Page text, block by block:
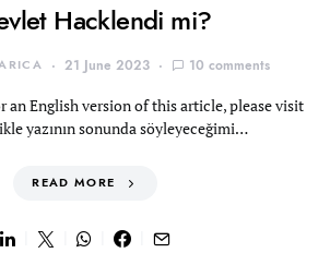
Hacklendi mi?
21 June 2023 10 comments
an English version of this article, please visit
yazının sonunda söyleyeceğimi…
READ MORE